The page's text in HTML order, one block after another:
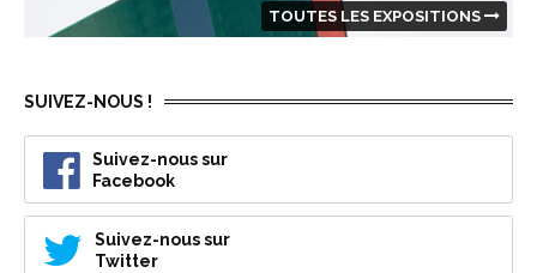
TOUTES LES EXPOSITIONS
SUIVEZ-NOUS !
Suivez-nous sur
Facebook
Suivez-nous sur
Twitter